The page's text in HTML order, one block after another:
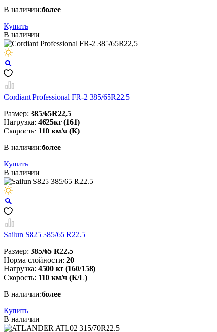
В наличии:более
Купить
В наличии
Cordiant Professional FR-2 385/65R22,5
Размер: 385/65R22,5
Нагрузка: 4625кг (161)
Скорость: 110 км/ч (К)
В наличии:более
Купить
В наличии
Sailun S825 385/65 R22.5
Размер: 385/65 R22.5
Норма слойности: 20
Нагрузка: 4500 кг (160/158)
Скорость: 110 км/ч (К/L)
В наличии:более
Купить
В наличии